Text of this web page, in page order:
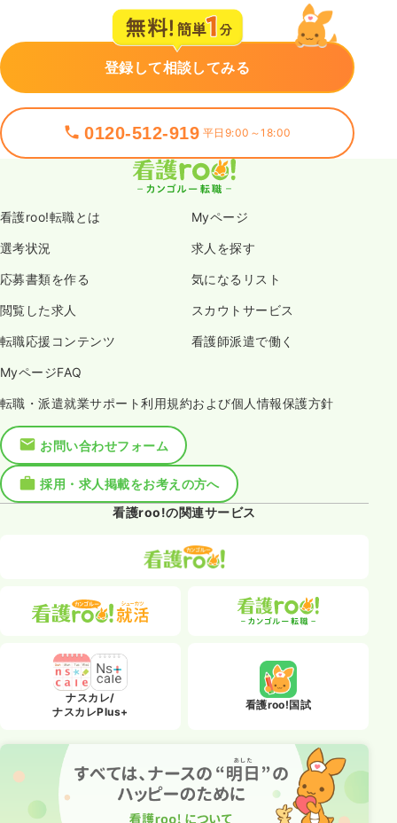
登録して相談してみる
0120-512-919 平日9:00～18:00
看護roo!転職とは Myページ
選考状況 求人を探す
応募書類を作る 気になるリスト
閲覧した求人 スカウトサービス
転職応援コンテンツ 看護師派遣で働く
MyページFAQ
転職・派遣就業サポート利用規約および個人情報保護方針
お問い合わせフォーム
採用・求人掲載をお考えの方へ
看護roo!の関連サービス
ナスカレ/
ナスカレPlus+
看護roo!国試